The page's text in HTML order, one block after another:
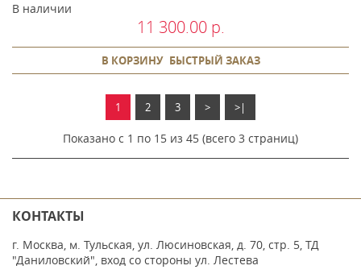
В наличии
11 300.00 р.
В КОРЗИНУ БЫСТРЫЙ ЗАКАЗ
1 2 3 > >|
Показано с 1 по 15 из 45 (всего 3 страниц)
КОНТАКТЫ
г. Москва, м. Тульская, ул. Люсиновская, д. 70, стр. 5, ТД
"Даниловский", вход со стороны ул. Лестева